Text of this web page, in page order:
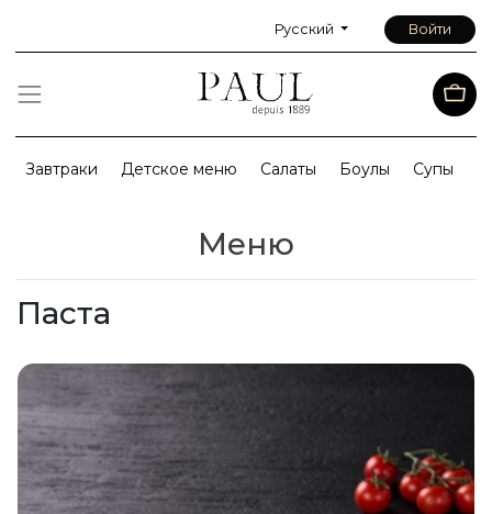
Русский Войти
Завтраки Детское меню Салаты Боулы Супы
Меню
Паста